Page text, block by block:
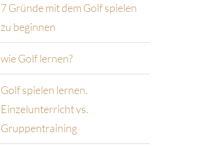
7 Gründe mit dem Golf spielen
zu beginnen
wie Golf lernen?
Golf spielen lernen.
Einzelunterricht vs.
Gruppentraining